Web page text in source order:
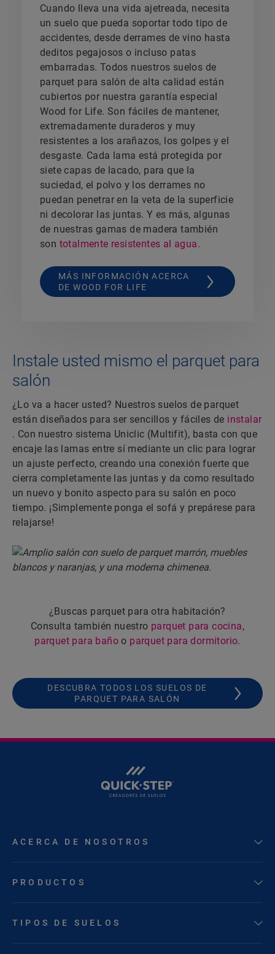
Cuando lleva una vida ajetreada, necesita
un suelo que pueda soportar todo tipo de
accidentes, desde derrames de vino hasta
deditos pegajosos o incluso patas
embarradas. Todos nuestros suelos de
parquet para salón de alta calidad están
cubiertos por nuestra garantía especial
Wood for Life. Son fáciles de mantener,
extremadamente duraderos y muy
resistentes a los arañazos, los golpes y el
desgaste. Cada lama está protegida por
siete capas de lacado, para que la
suciedad, el polvo y los derrames no
puedan penetrar en la veta de la superficie
ni decolorar las juntas. Y es más, algunas
de nuestras gamas de madera también
son totalmente resistentes al agua.
MÁS INFORMACIÓN ACERCA
DE WOOD FOR LIFE
Instale usted mismo el parquet para
salón
¿Lo va a hacer usted? Nuestros suelos de parquet
están diseñados para ser sencillos y fáciles de instalar
. Con nuestro sistema Uniclic (Multifit), basta con que
encaje las lamas entre sí mediante un clic para lograr
un ajuste perfecto, creando una conexión fuerte que
cierra completamente las juntas y da como resultado
un nuevo y bonito aspecto para su salón en poco
tiempo. ¡Simplemente ponga el sofá y prepárese para
relajarse!
¿Buscas parquet para otra habitación?
Consulta también nuestro parquet para cocina,
parquet para baño o parquet para dormitorio.
DESCUBRA TODOS LOS SUELOS DE
PARQUET PARA SALÓN
ACERCA DE NOSOTROS
PRODUCTOS
TIPOS DE SUELOS